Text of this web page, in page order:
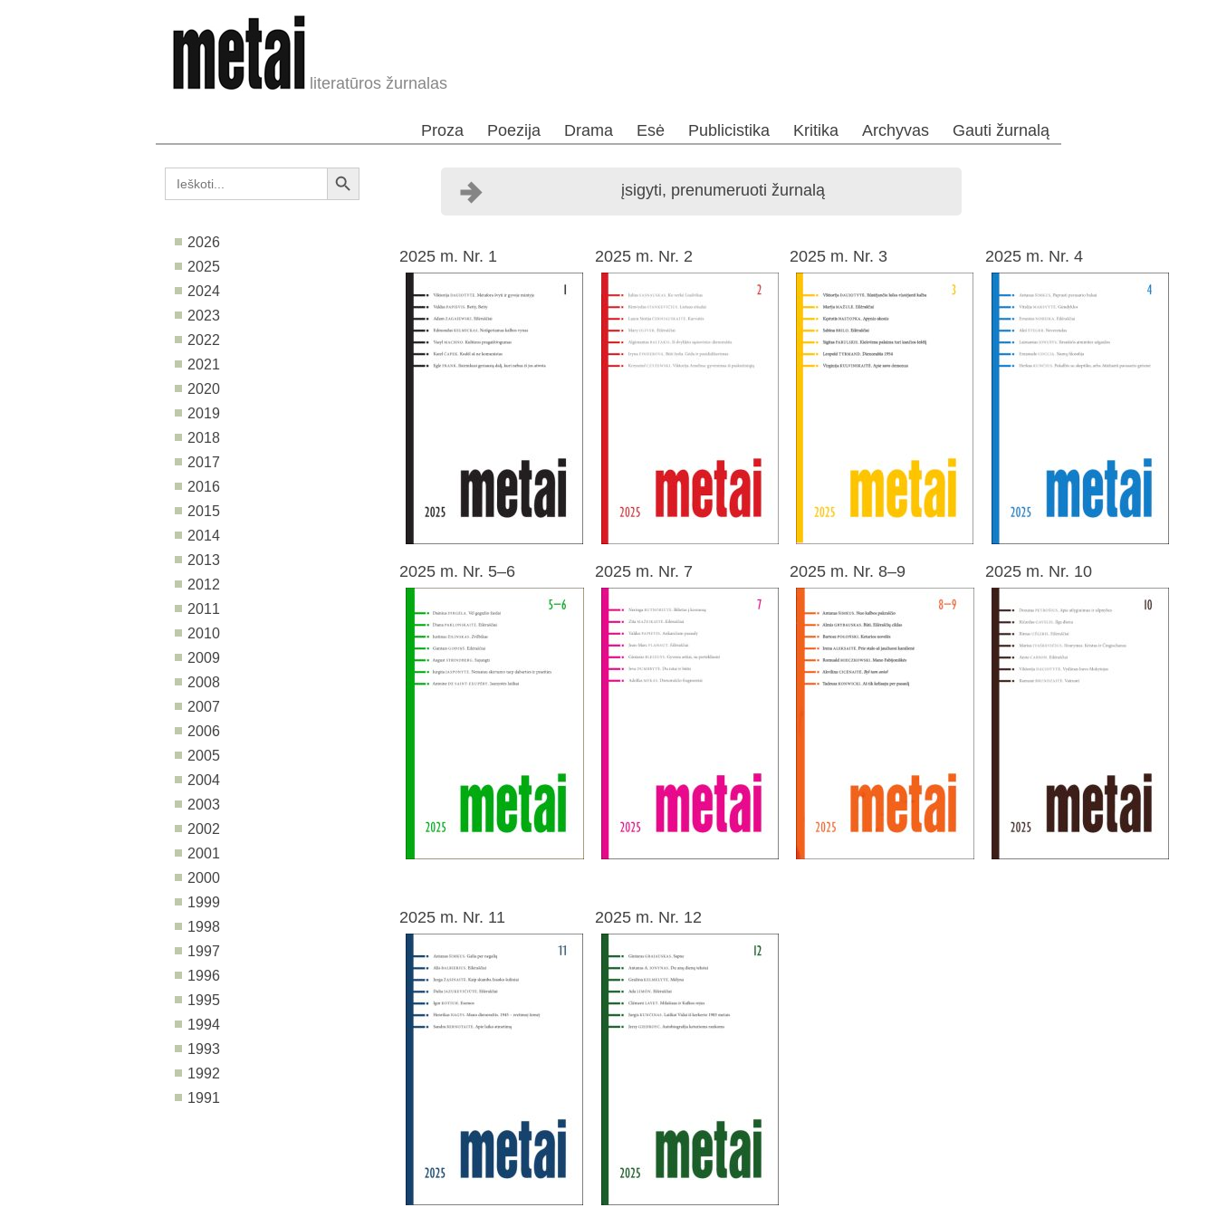
literatūros žurnalas
Proza Poezija Drama Esė Publicistika Kritika Archyvas Gauti žurnalą
Search
for:
Search Button
2026
2025
2024
2023
2022
2021
2020
2019
2018
2017
2016
2015
2014
2013
2012
2011
2010
2009
2008
2007
2006
2005
2004
2003
2002
2001
2000
1999
1998
1997
1996
1995
1994
1993
1992
1991
įsigyti, prenumeruoti žurnalą
2025 m. Nr. 1 2025 m. Nr. 2 2025 m. Nr. 3 2025 m. Nr. 4
2025 m. Nr. 5–6 2025 m. Nr. 7 2025 m. Nr. 8–9 2025 m. Nr. 10
2025 m. Nr. 11 2025 m. Nr. 12